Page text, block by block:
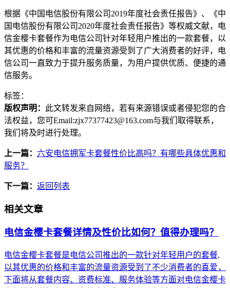
根据《中国电信股份有限公司2019年度社会责任报告》、《中
国电信股份有限公司2020年度社会责任报告》等权威文献，电
信金樱卡套餐作为电信公司针对年轻用户推出的一款套餐，以
其优惠的价格和丰富的流量资源受到了广大消费者的好评，电
信公司一直致力于提升服务质量，为用户提供优质、便捷的通
信服务。
标签：
版权声明：
此文转发来自网络，若有来源错误或者侵犯您的合
法权益，您可Email:zjx77377423@163.com与我们取得联系，
我们将及时进行处理。
上一篇： 六安电信拥军卡套餐性价比高吗？有哪些具体优惠和
服务？
下一篇： 返回列表
相关文章
电信金樱卡套餐详情及性价比如何？值得办理吗？
电信金樱卡套餐是电信公司推出的一款针对年轻用户的套餐,
以其优惠的价格和丰富的流量资源受到了不少消费者的喜爱，
下面将从套餐内容、资费标准、服务体验等方面对电信金樱卡